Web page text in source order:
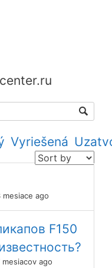
Vyriešená
mesiace ago
F150
ago